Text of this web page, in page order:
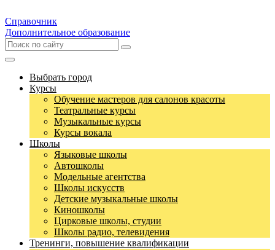
Справочник
Дополнительное образование
Выбрать город
Курсы
Обучение мастеров для салонов красоты
Театральные курсы
Музыкальные курсы
Курсы вокала
Школы
Языковые школы
Автошколы
Модельные агентства
Школы искусств
Детские музыкальные школы
Киношколы
Цирковые школы, студии
Школы радио, телевидения
Тренинги, повышение квалификации